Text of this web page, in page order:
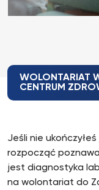
WOLONTARIAT
CENTRUM
Jeśli nie
rozpocząć
jest diagnostyka
na wolontariat do